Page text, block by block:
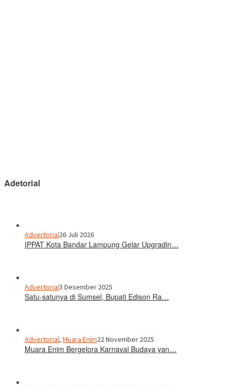
Adetorial
Advertorial26 Juli 2026
IPPAT Kota Bandar Lampung Gelar Upgradin…
Advertorial3 Desember 2025
Satu-satunya di Sumsel, Bupati Edison Ra…
Advertorial, Muara Enim22 November 2025
Muara Enim Bergelora Karnaval Budaya yan…